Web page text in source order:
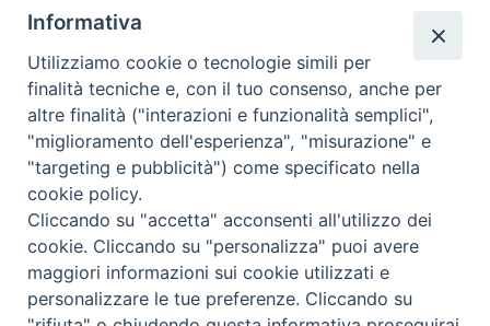
Torna il Campo Missionario Diocesano
_____________________________________________________
_____________________________
DIOCESI DI FANO FOSSOMBRONE CAGLI PERGOLA | Via Roma,
118 - 61032 FANO (PU) |
Tel. 0721 803737 o 826044 | Cod. Fiscale 90003900413
Informativa
Utilizziamo cookie o tecnologie simili per
finalità tecniche e, con il tuo consenso, anche per
altre finalità ("interazioni e funzionalità semplici",
"miglioramento dell'esperienza", "misurazione" e
"targeting e pubblicità") come specificato nella
cookie policy.
Cliccando su "accetta" acconsenti all'utilizzo dei
cookie. Cliccando su "personalizza" puoi avere
maggiori informazioni sui cookie utilizzati e
personalizzare le tue preferenze. Cliccando su